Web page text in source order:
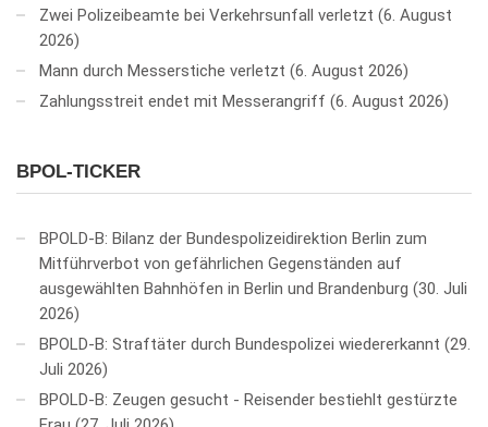
Zwei Polizeibeamte bei Verkehrsunfall verletzt 6. August
2026
Mann durch Messerstiche verletzt 6. August 2026
Zahlungsstreit endet mit Messerangriff 6. August 2026
BPOL-TICKER
BPOLD-B: Bilanz der Bundespolizeidirektion Berlin zum
Mitführverbot von gefährlichen Gegenständen auf
ausgewählten Bahnhöfen in Berlin und Brandenburg 30. Juli
2026
BPOLD-B: Straftäter durch Bundespolizei wiedererkannt 29.
Juli 2026
BPOLD-B: Zeugen gesucht - Reisender bestiehlt gestürzte